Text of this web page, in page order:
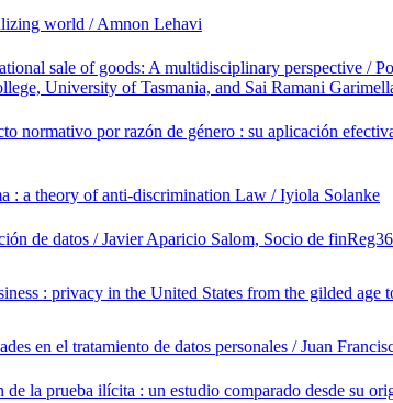
world / Amnon Lehavi
sale of goods: A multidisciplinary perspective /
University of Tasmania, and Sai Ramani
normativo por razón de género : su aplicación
: a theory of anti-discrimination Law / Iyiola Solanke
de datos / Javier Aparicio Salom, Socio de
: privacy in the United States from the gilded age
en el tratamiento de datos personales / Juan
de la prueba ilícita : un estudio comparado desde su